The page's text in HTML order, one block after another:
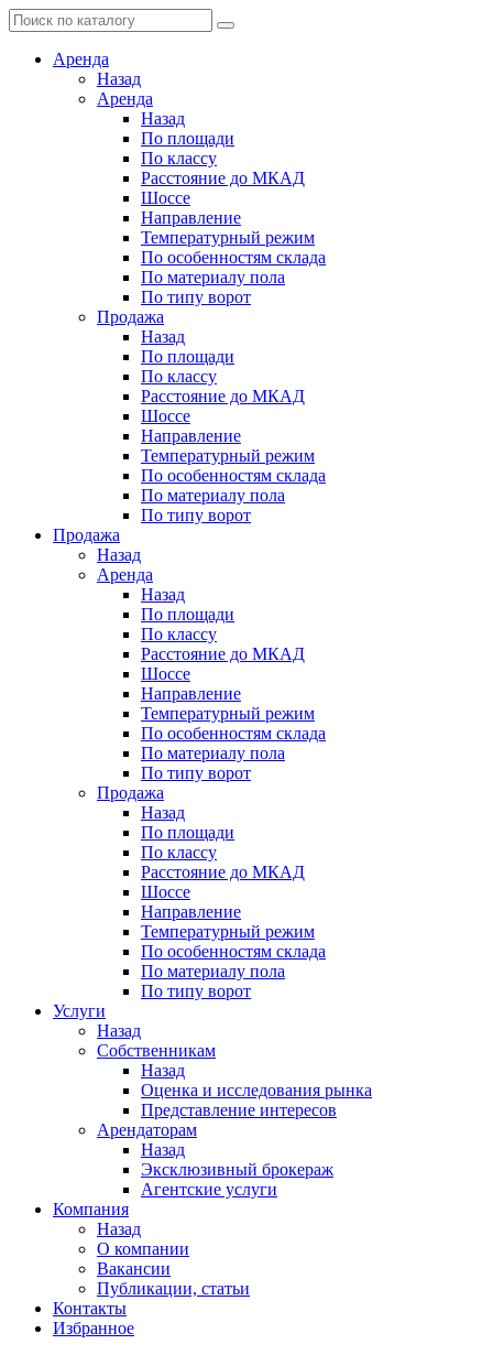
Аренда
Назад
Аренда
Назад
По площади
По классу
Расстояние до МКАД
Шоссе
Направление
Температурный режим
По особенностям склада
По материалу пола
По типу ворот
Продажа
Назад
По площади
По классу
Расстояние до МКАД
Шоссе
Направление
Температурный режим
По особенностям склада
По материалу пола
По типу ворот
Продажа
Назад
Аренда
Назад
По площади
По классу
Расстояние до МКАД
Шоссе
Направление
Температурный режим
По особенностям склада
По материалу пола
По типу ворот
Продажа
Назад
По площади
По классу
Расстояние до МКАД
Шоссе
Направление
Температурный режим
По особенностям склада
По материалу пола
По типу ворот
Услуги
Назад
Собственникам
Назад
Оценка и исследования рынка
Представление интересов
Арендаторам
Назад
Эксклюзивный брокераж
Агентские услуги
Компания
Назад
О компании
Вакансии
Публикации, статьи
Контакты
Избранное